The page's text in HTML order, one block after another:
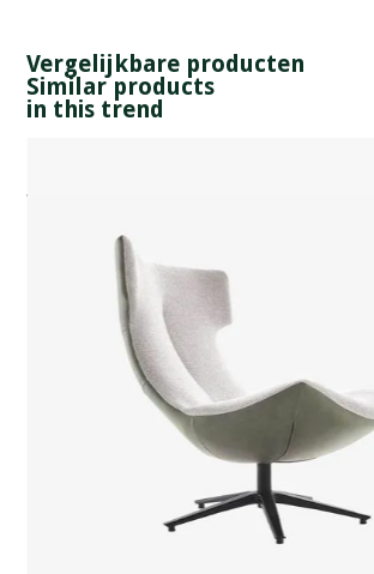
Vergelijkbare producten
Similar products
in this trend